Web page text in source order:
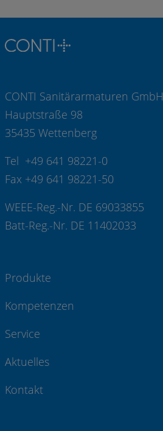
CONTI Sanitärarmaturen GmbH
Hauptstraße 98
35435 Wettenberg
Tel +49 641 98221-0
Fax +49 641 98221-50
WEEE-Reg.-Nr. DE 69033855
Batt-Reg.-Nr. DE 11402033
Produkte
Kompetenzen
Service
Aktuelles
Kontakt